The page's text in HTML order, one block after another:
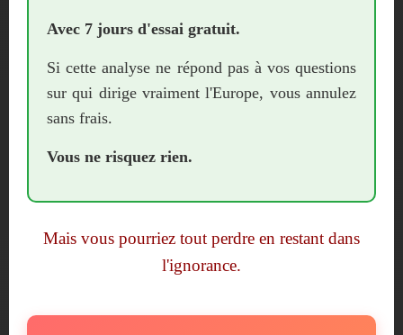
Avec 7 jours d'essai gratuit.
Si cette analyse ne répond pas à vos questions
sur qui dirige vraiment l'Europe, vous annulez
sans frais.
Vous ne risquez rien.
Mais vous pourriez tout perdre en restant dans
l'ignorance.